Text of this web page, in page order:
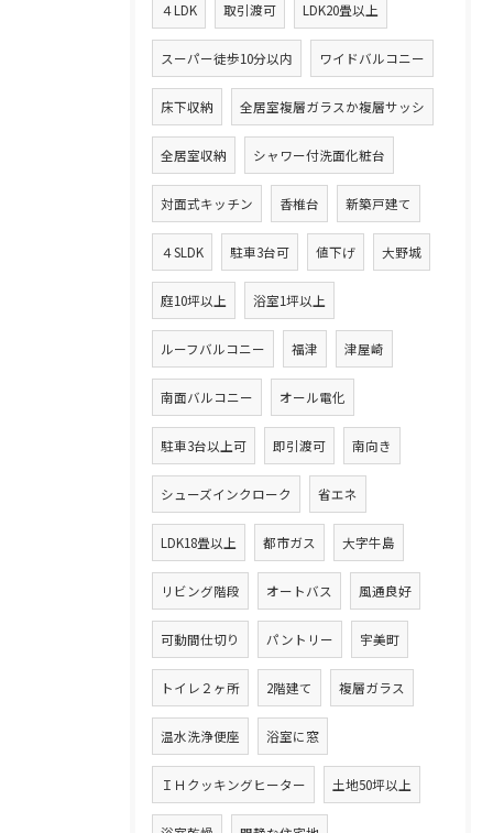
４LDK 取引渡可 LDK20畳以上
スーパー徒歩10分以内 ワイドバルコニー
床下収納 全居室複層ガラスか複層サッシ
全居室収納 シャワー付洗面化粧台
対面式キッチン 香椎台 新築戸建て
４SLDK 駐車3台可 値下げ 大野城
庭10坪以上 浴室1坪以上
ルーフバルコニー 福津 津屋崎
南面バルコニー オール電化
駐車3台以上可 即引渡可 南向き
シューズインクローク 省エネ
LDK18畳以上 都市ガス 大字牛島
リビング階段 オートバス 風通良好
可動間仕切り パントリー 宇美町
トイレ２ヶ所 2階建て 複層ガラス
温水洗浄便座 浴室に窓
ＩＨクッキングヒーター 土地50坪以上